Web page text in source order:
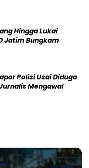
Hingga Lukai
Jatim Bungkam
Polisi Usai Diduga
Mengawal